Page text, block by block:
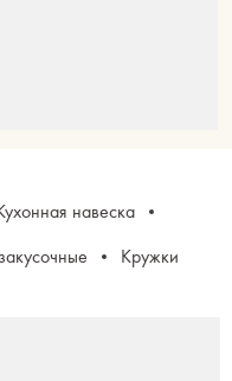
навеска
Кружки